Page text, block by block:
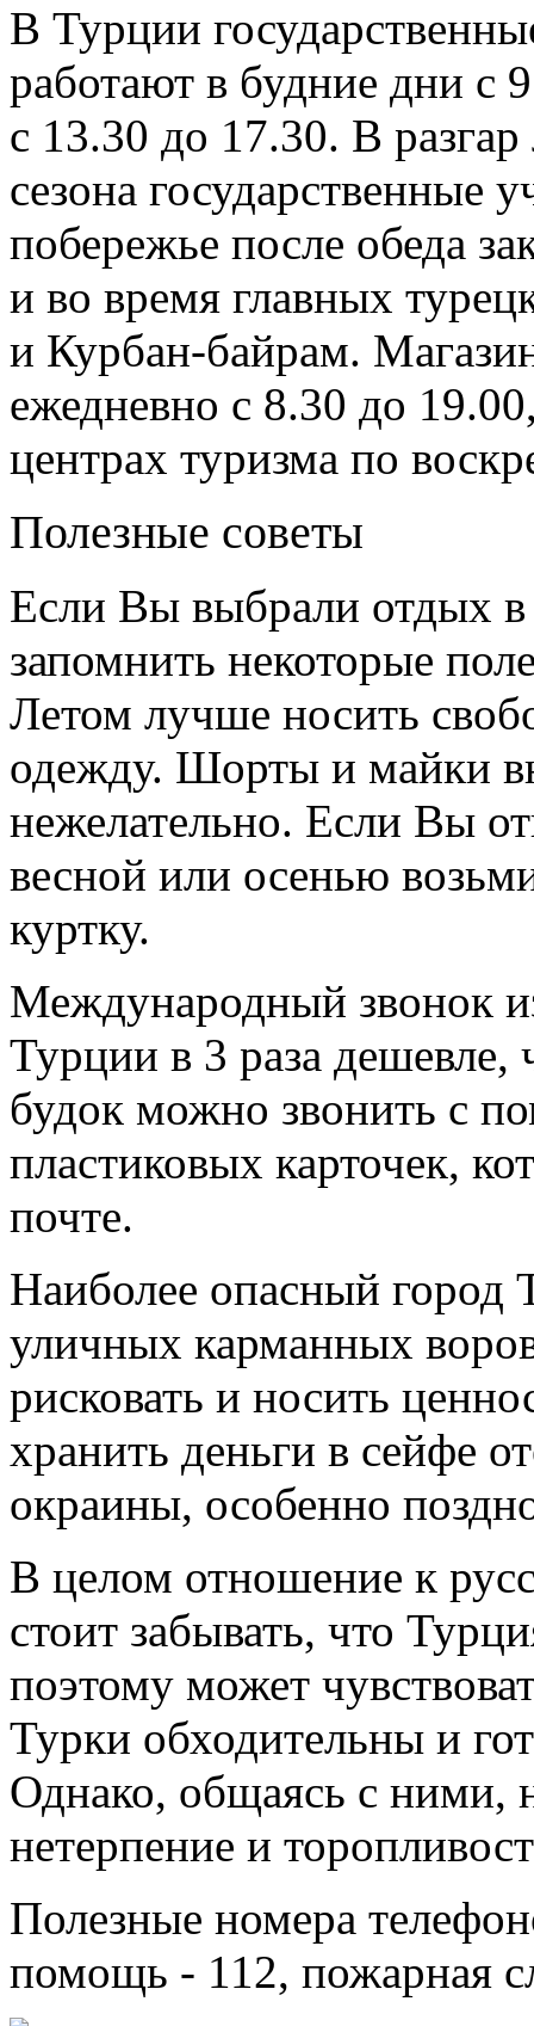
В Турции
работают в будние дни с
с 13.30 до 17.30. В разгар
сезона государственные
побережье после обеда
и во время главных
и Курбан-байрам.
ежедневно с 8.30 до
центрах туризма по
Полезные советы
Если Вы выбрали отдых
запомнить некоторые
Летом лучше носить
одежду. Шорты и майки
нежелательно. Если Вы
весной или осенью
куртку.
Международный звонок
Турции в 3 раза
будок можно звонить с
пластиковых карточек,
почте.
Наиболее опасный город
уличных карманных
рисковать и носить
хранить деньги в сейфе
окраины, особенно
В целом отношение к
стоит забывать, что
поэтому может
Турки обходительны и
Однако, общаясь с ними,
нетерпение и
Полезные номера
помощь - 112, пожарная